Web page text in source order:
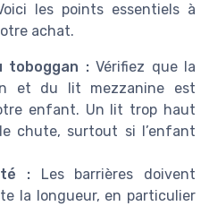
les points essentiels à
achat.
toboggan :Vérifiez que la
et du lit mezzanine est
enfant. Un lit trop haut
chute, surtout si l’enfant
: Les barrières doivent
la longueur, en particulier